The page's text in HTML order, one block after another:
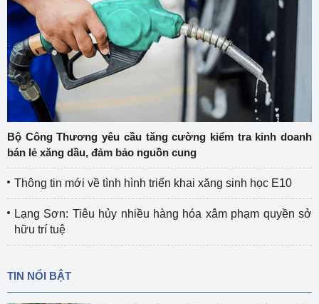
Bộ Công Thương yêu cầu tăng cường kiểm tra kinh doanh
bán lẻ xăng dầu, đảm bảo nguồn cung
Thông tin mới về tình hình triển khai xăng sinh học E10
Lạng Sơn: Tiêu hủy nhiều hàng hóa xâm phạm quyền sở
hữu trí tuệ
TIN NỔI BẬT